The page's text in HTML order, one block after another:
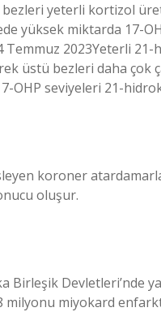
yeterli kortizol
yüksek miktarda 17-
2023Yeterli
üstü bezleri daha çok
OHP seviyeleri 21-
koroner
oluşur.
Birleşik Devletleri’nde
miyokard